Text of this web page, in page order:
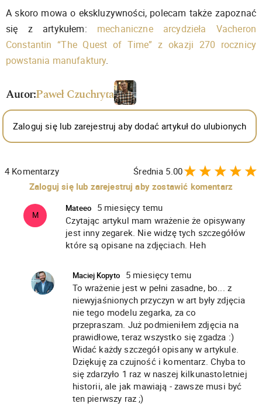
A skoro mowa o ekskluzywności, polecam także zapoznać
się z artykułem: mechaniczne arcydzieła Vacheron
Constantin “The Quest of Time” z okazji 270 rocznicy
powstania manufaktury.
Autor:Paweł Czuchryta
Zaloguj się lub zarejestruj aby dodać artykuł do ulubionych
4 Komentarzy Średnia 5.00
Zaloguj się lub zarejestruj aby zostawić komentarz
M
Mateeo
5 miesięcy temu
Czytając artykul mam wrażenie że opisywany
jest inny zegarek. Nie widzę tych szczegółów
które są opisane na zdjęciach. Heh
Maciej Kopyto
5 miesięcy temu
To wrażenie jest w pełni zasadne, bo... z
niewyjaśnionych przyczyn w art były zdjęcia
nie tego modelu zegarka, za co
przepraszam. Już podmieniłem zdjęcia na
prawidłowe, teraz wszystko się zgadza :)
Widać każdy szczegół opisany w artykule.
Dziękuję za czujność i komentarz. Chyba to
się zdarzyło 1 raz w naszej kilkunastoletniej
historii, ale jak mawiają - zawsze musi być
ten pierwszy raz ;)